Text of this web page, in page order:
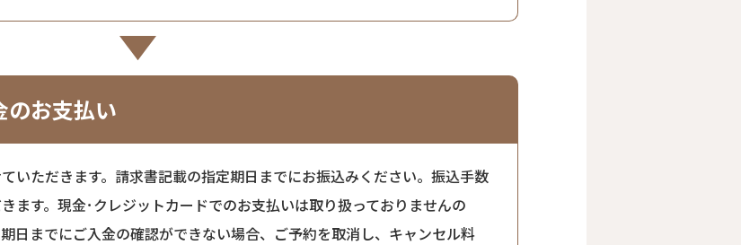
のお支払い
いただきます。請求書記載の指定期日までにお振込みください。振込手数
ます。現金･クレジットカードでのお支払いは取り扱っておりませんの
日までにご入金の確認ができない場合、ご予約を取消し、キャンセル料